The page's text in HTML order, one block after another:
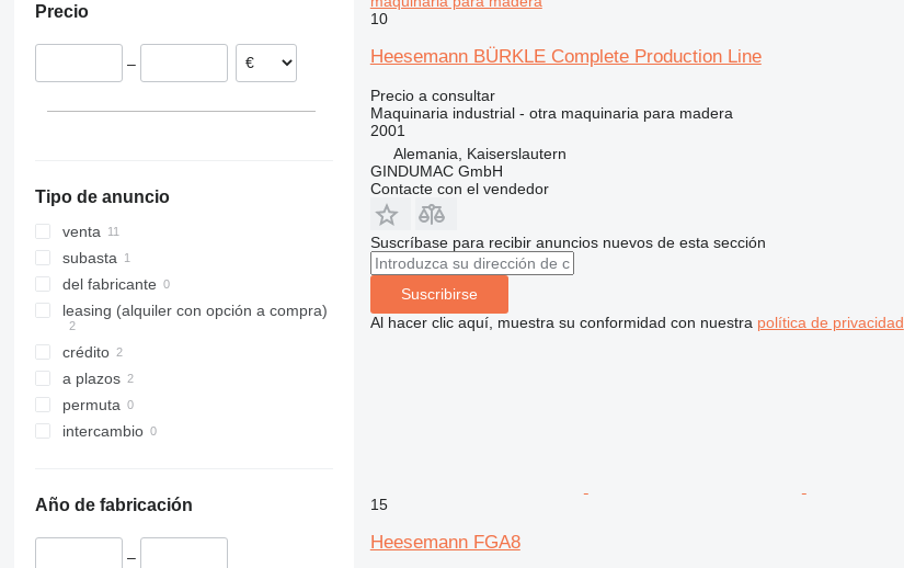
Lituania
Precio
–
Tipo de anuncio
venta
subasta
del fabricante
leasing (alquiler con opción a compra)
crédito
a plazos
permuta
intercambio
Año de fabricación
–
10
Heesemann BÜRKLE Complete Production Line
Precio a consultar
Maquinaria industrial - otra maquinaria para madera
2001
Alemania, Kaiserslautern
GINDUMAC GmbH
Contacte con el vendedor
Suscríbase para recibir anuncios nuevos de esta sección
Suscribirse
Al hacer clic aquí, muestra su conformidad con nuestra política de privacidad
15
Heesemann FGA8